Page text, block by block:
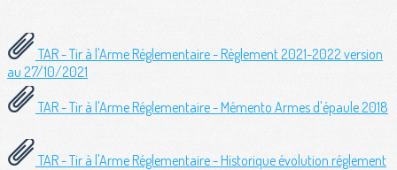
TAR - Tir à l'Arme Réglementaire - Règlement 2021-2022 version
au 27/10/2021
TAR - Tir à l'Arme Réglementaire - Mémento Armes d'épaule 2018
TAR - Tir à l'Arme Réglementaire - Historique évolution réglement